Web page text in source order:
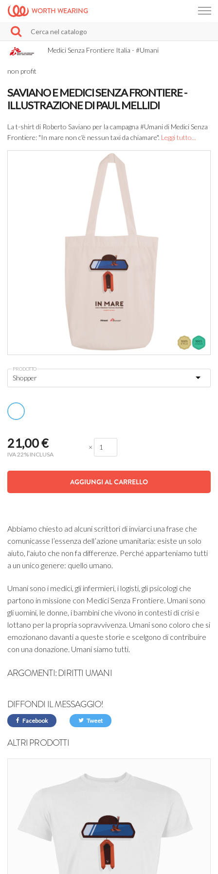
WORTH WEARING
Medici Senza Frontiere Italia - #Umani
non profit
SAVIANO E MEDICI SENZA FRONTIERE -
ILLUSTRAZIONE DI PAUL MELLIDI
La t-shirt di Roberto Saviano per la campagna #Umani di Medici Senza
Frontiere: "In mare non c'è nessun taxi da chiamare". Leggi tutto...
PRODOTTO
21,00€
IVA 22% INCLUSA
×
AGGIUNGI AL CARRELLO
Abbiamo chiesto ad alcuni scrittori di inviarci una frase che
comunicasse l’essenza dell’azione umanitaria: esiste un solo
aiuto, l'aiuto che non fa differenze. Perché apparteniamo tutti
a un unico genere: quello umano.
Umani sono i medici, gli infermieri, i logisti, gli psicologi che
partono in missione con Medici Senza Frontiere. Umani sono
gli uomini, le donne, i bambini che vivono in contesti di crisi e
lottano per la propria sopravvivenza. Umani sono coloro che si
emozionano davanti a queste storie e scelgono di contribuire
con una donazione. Umani siamo tutti.
ARGOMENTI:DIRITTI UMANI
DIFFONDI IL MESSAGGIO!
Facebook Tweet
ALTRI PRODOTTI